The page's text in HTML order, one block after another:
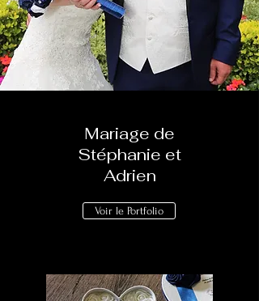
Mariage de
Stéphanie et
Adrien
Voir le Portfolio